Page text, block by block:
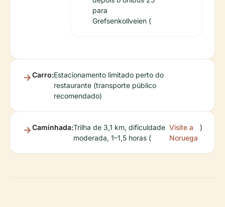
para
Grefsenkollveien (
Carro:Estacionamento limitado perto do
restaurante (transporte público
recomendado)
Caminhada:Trilha de 3,1 km, dificuldade
moderada, 1–1,5 horas (
Visite a
Noruega
)